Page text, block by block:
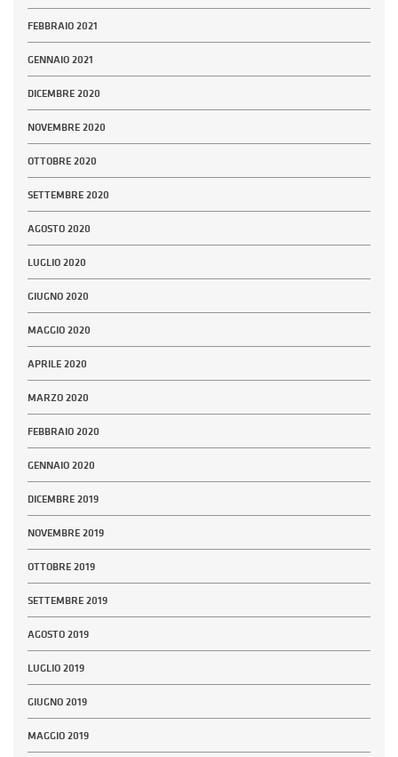
FEBBRAIO 2021
GENNAIO 2021
DICEMBRE 2020
NOVEMBRE 2020
OTTOBRE 2020
SETTEMBRE 2020
AGOSTO 2020
LUGLIO 2020
GIUGNO 2020
MAGGIO 2020
APRILE 2020
MARZO 2020
FEBBRAIO 2020
GENNAIO 2020
DICEMBRE 2019
NOVEMBRE 2019
OTTOBRE 2019
SETTEMBRE 2019
AGOSTO 2019
LUGLIO 2019
GIUGNO 2019
MAGGIO 2019